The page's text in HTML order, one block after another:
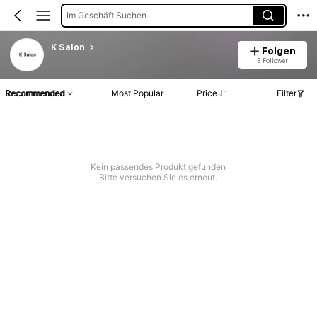
Im Geschäft Suchen
K Salon Folgen
3 Follower
Recommended Most Popular Price Filter
Kein passendes Produkt gefunden
Bitte versuchen Sie es erneut.